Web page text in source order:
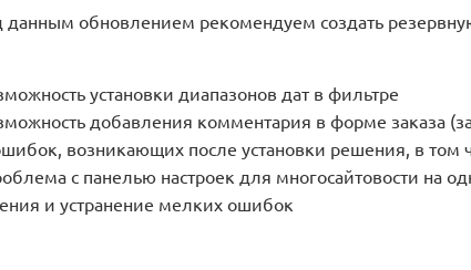
обновлением рекомендуем создать
установки диапазонов дат в фильтре
добавления комментария в форме заказа
возникающих после установки решения, в
с панелью настроек для многосайтовости на
и устранение мелких ошибок